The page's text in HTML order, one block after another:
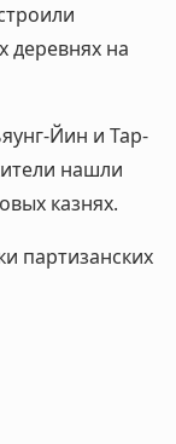
деревнях на
Йин и Тар-
нашли
казнях.
партизанских